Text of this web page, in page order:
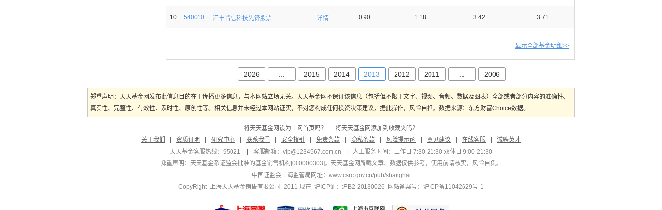
10 540010 汇丰晋信科技先锋股票 详情 0.90 1.18 3.42 3.71
显示全部基金明细>>
2026 2015 2014 2013 2012 2011 2006
郑重声明：天天基金网发布此信息目的在于传播更多信息，与本网站立场无关。天天基金网不保证该信息（包括但不限于文字、视频、音频、数据及图表）全部或者部分内容的准确性、
真实性、完整性、有效性、及时性、原创性等。相关信息并未经过本网站证实，不对您构成任何投资决策建议，据此操作，风险自担。数据来源：东方财富Choice数据。
将天天基金网设为上网首页吗？
将天天基金网添加到收藏夹吗？
关于我们
资质证明 研究中心 联系我们 安全指引 免责条款 隐私条款 风险提示函 意见建议 在线客服
诚聘英才
天天基金客服热线：95021
客服邮箱： vip@1234567.com.cn
人工服务时间：工作日 7:30-21:30 双休日 9:00-21:30
郑重声明： 天天基金系证监会批准的基金销售机构[000000303]。天天基金网所载文章、数据仅供参考，使用前请核实，风险自负。
中国证监会上海监管局网址： www.csrc.gov.cn/pub/shanghai
CopyRight 上海天天基金销售有限公司 2011-现在 沪ICP证：沪B2-20130026
网站备案号：沪ICP备11042629号-1